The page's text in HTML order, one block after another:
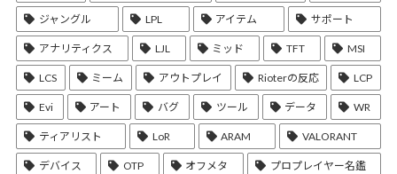
ジャングル LPL アイテム サポート
アナリティクス LJL ミッド TFT MSI
LCS ミーム アウトプレイ Rioterの反応 LCP
Evi アート バグ ツール データ WR
ティアリスト LoR ARAM VALORANT
デバイス OTP オフメタ プロプレイヤー名鑑